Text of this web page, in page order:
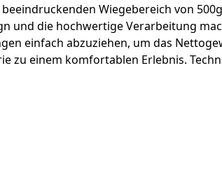
Wiegebereich von
und die hochwertige Verarbeitung
einfach abzuziehen, um das
zu einem komfortablen Erlebnis.